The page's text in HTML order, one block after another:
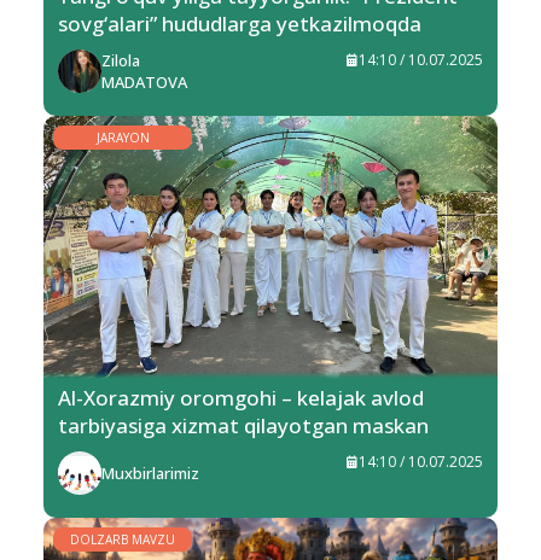
sovg‘alari” hududlarga yetkazilmoqda
Zilola
MADATOVA
14:10 / 10.07.2025
JARAYON
Al-Xorazmiy oromgohi – kelajak avlod
tarbiyasiga xizmat qilayotgan maskan
Muxbirlarimiz
14:10 / 10.07.2025
DOLZARB MAVZU